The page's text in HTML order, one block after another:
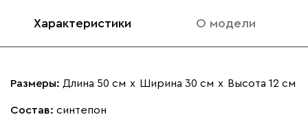
Характеристики О модели
Размеры: Длина 50 см х Ширина 30 см х Высота 12 см
Состав: синтепон